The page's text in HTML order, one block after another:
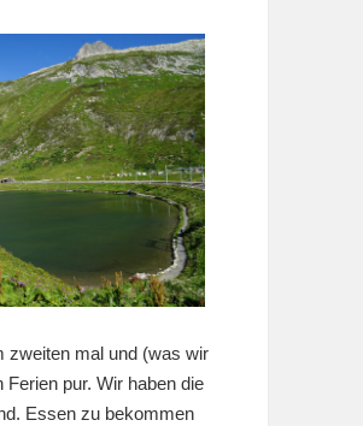
zweiten mal und (was wir
pur. Wir haben die
Essen zu bekommen